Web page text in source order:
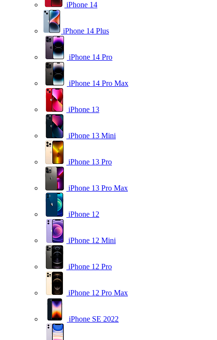
iPhone 14
iPhone 14 Plus
iPhone 14 Pro
iPhone 14 Pro Max
iPhone 13
iPhone 13 Mini
iPhone 13 Pro
iPhone 13 Pro Max
iPhone 12
iPhone 12 Mini
iPhone 12 Pro
iPhone 12 Pro Max
iPhone SE 2022